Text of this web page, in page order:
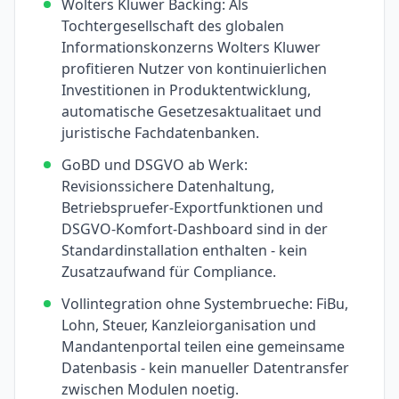
Wolters Kluwer Backing: Als
Tochtergesellschaft des globalen
Informationskonzerns Wolters Kluwer
profitieren Nutzer von kontinuierlichen
Investitionen in Produktentwicklung,
automatische Gesetzesaktualitaet und
juristische Fachdatenbanken.
GoBD und DSGVO ab Werk:
Revisionssichere Datenhaltung,
Betriebspruefer-Exportfunktionen und
DSGVO-Komfort-Dashboard sind in der
Standardinstallation enthalten - kein
Zusatzaufwand für Compliance.
Vollintegration ohne Systembrueche: FiBu,
Lohn, Steuer, Kanzleiorganisation und
Mandantenportal teilen eine gemeinsame
Datenbasis - kein manueller Datentransfer
zwischen Modulen noetig.